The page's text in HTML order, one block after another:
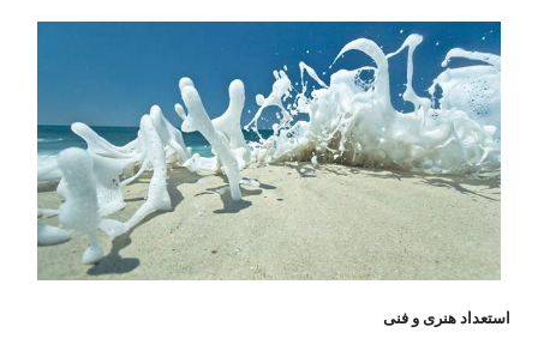
استعداد هنری و فنی